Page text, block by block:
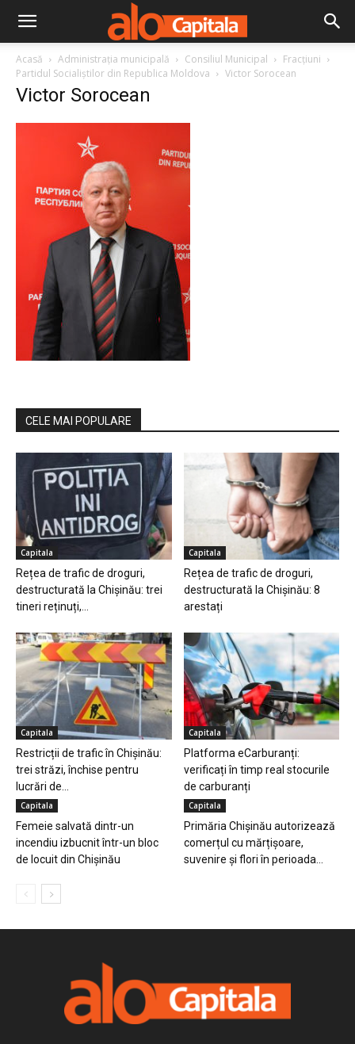
Acasă Administraţia municipală Consiliul Municipal
Fracțiuni
Partidul Socialiștilor din Republica Moldova
Victor Sorocean
Victor Sorocean
CELE MAI POPULARE
Capitala
Rețea de trafic de droguri,
destructurată la Chișinău: trei
tineri reținuți,...
Capitala
Rețea de trafic de droguri,
destructurată la Chișinău: 8
arestați
Capitala
Restricții de trafic în Chișinău:
trei străzi, închise pentru
lucrări de...
Capitala
Platforma eCarburanți:
verificați în timp real stocurile
de carburanți
Capitala
Femeie salvată dintr-un
incendiu izbucnit într-un bloc
de locuit din Chișinău
Capitala
Primăria Chișinău autorizează
comerțul cu mărțișoare,
suvenire și flori în perioada...